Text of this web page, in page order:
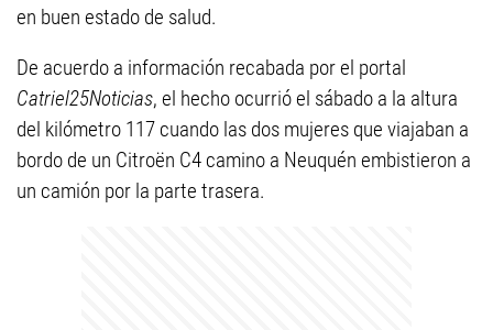
en buen estado de salud.
De acuerdo a información recabada por el portal
Catriel25Noticias, el hecho ocurrió el sábado a la altura
del kilómetro 117 cuando las dos mujeres que viajaban a
bordo de un Citroën C4 camino a Neuquén embistieron a
un camión por la parte trasera.